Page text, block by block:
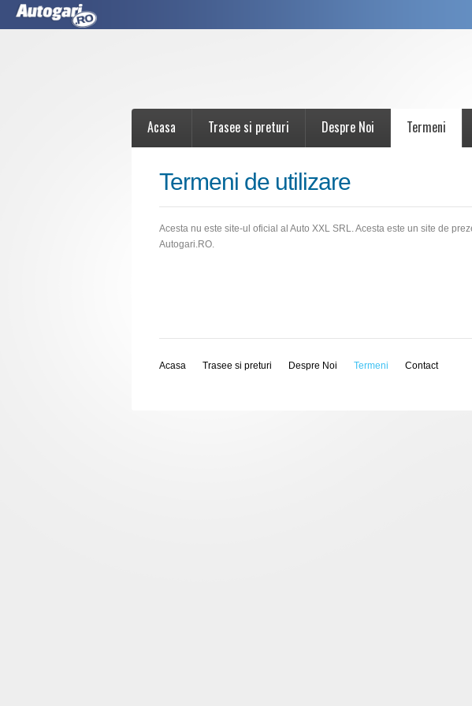
Acasa Trasee si preturi Despre Noi Termeni
Termeni de utilizare
Acesta nu este site-ul oficial al Auto XXL SRL. Acesta este un site de
Autogari.RO.
Acasa Trasee si preturi Despre Noi Termeni Contact